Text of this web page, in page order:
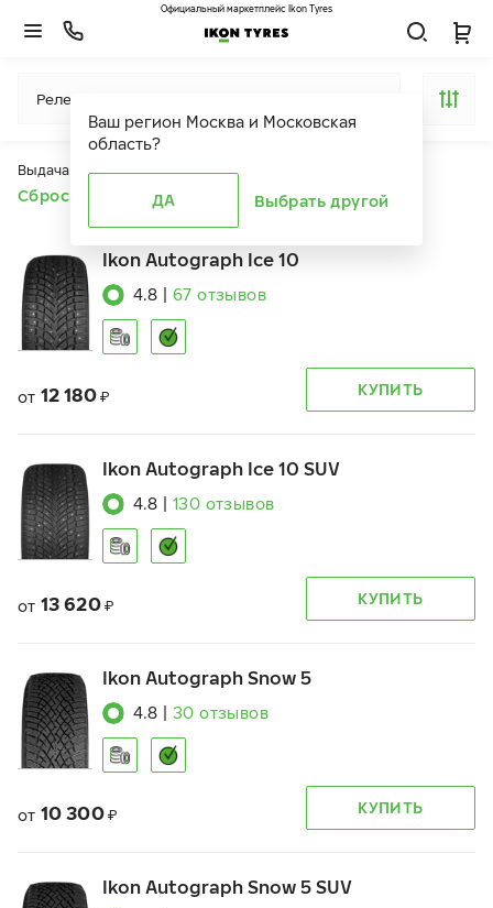
Ваш регион Москва и Московская
область?
ДА Выбрать другой
Официальный маркетплейс Ikon Tyres
Релевантность
Выдача продуктов ограничена действием фильтров
Сбросить все фильтры
Ikon Autograph Ice 10
4.8 67 отзывов
от 12 180 ₽ КУПИТЬ
Ikon Autograph Ice 10 SUV
4.8 130 отзывов
от 13 620 ₽ КУПИТЬ
Ikon Autograph Snow 5
4.8 30 отзывов
от 10 300 ₽ КУПИТЬ
Ikon Autograph Snow 5 SUV